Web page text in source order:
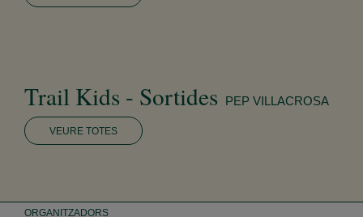
Trail Kids - Sortides PEP VILLACROSA
VEURE TOTES
ORGANITZADORS